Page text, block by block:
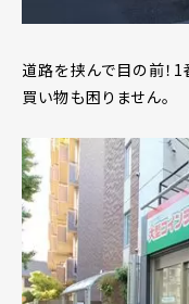
道路を挟んで目の前！1
買い物も困りません。